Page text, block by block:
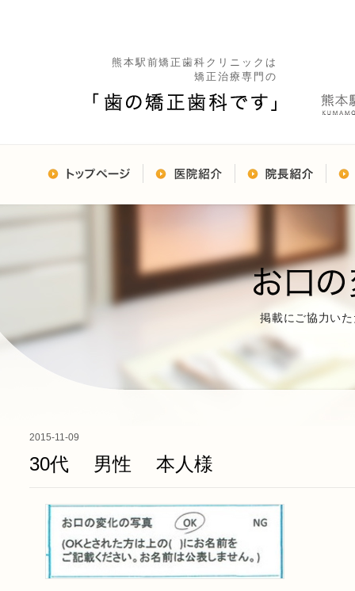
熊本駅前矯正歯科クリニックは
矯正治療専門の
掲載にご協力い
2015-11-09
30代 男性 本人様